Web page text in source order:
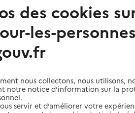
(aide) par département
autonomie à domicile (aide)
Conseillère (31380)
autonomie à
des cookies
les-
nous collectons, nous utilisons,
notre notice d’information sur la
servir et d’améliorer votre